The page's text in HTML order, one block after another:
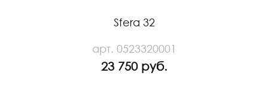
Sfera 32
арт. 0523320001
23 750 руб.